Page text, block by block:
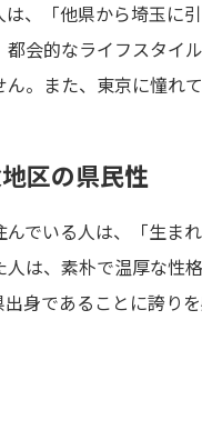
、「他県から埼玉に
会的なライフスタイ
。また、東京に憧れ
区の県民性
でいる人は、「生ま
は、素朴で温厚な性
身であることに誇り